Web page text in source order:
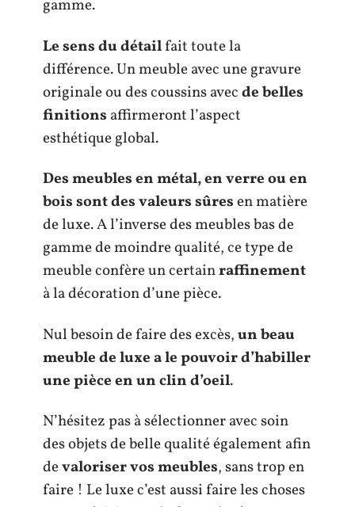
gamme.
Le sens du détailfait toute la
différence. Un meuble avec une gravure
originale ou des coussins avecde belles
finitions affirmeront l’aspect
esthétique global.
Des meubles en métal, en verre ou en
bois sont des valeurs sûresen matière
de luxe. A l’inverse des meubles bas de
gamme de moindre qualité, ce type de
meuble confère un certainraffinement
à la décoration d’une pièce.
Nul besoin de faire des excès,un beau
meuble de luxe a le pouvoir d’habiller
une pièce en un clin d’oeil.
N’hésitez pas à sélectionner avec soin
des objets de belle qualité également afin
devaloriser vos meubles, sans trop en
faire ! Le luxe c’est aussi faire les choses